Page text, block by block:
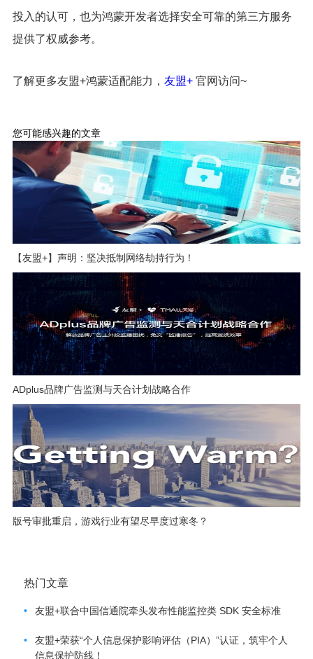
投入的认可，也为鸿蒙开发者选择安全可靠的第三方服务
提供了权威参考。
了解更多友盟+鸿蒙适配能力， 友盟+官网访问~
您可能感兴趣的文章
【友盟+】声明：坚决抵制网络劫持行为！
ADplus品牌广告监测与天合计划战略合作
版号审批重启，游戏行业有望尽早度过寒冬？
热门文章
• 友盟+联合中国信通院牵头发布性能监控类 SDK 安全标准
•
友盟+荣获“个人信息保护影响评估（PIA）”认证，筑牢个人
信息保护防线！